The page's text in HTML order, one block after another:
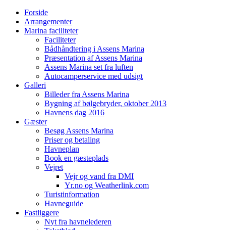
Forside
Arrangementer
Marina faciliteter
Faciliteter
Bådhåndtering i Assens Marina
Præsentation af Assens Marina
Assens Marina set fra luften
Autocamperservice med udsigt
Galleri
Billeder fra Assens Marina
Bygning af bølgebryder, oktober 2013
Havnens dag 2016
Gæster
Besøg Assens Marina
Priser og betaling
Havneplan
Book en gæsteplads
Vejret
Vejr og vand fra DMI
Yr.no og Weatherlink.com
Turistinformation
Havneguide
Fastliggere
Nyt fra havnelederen